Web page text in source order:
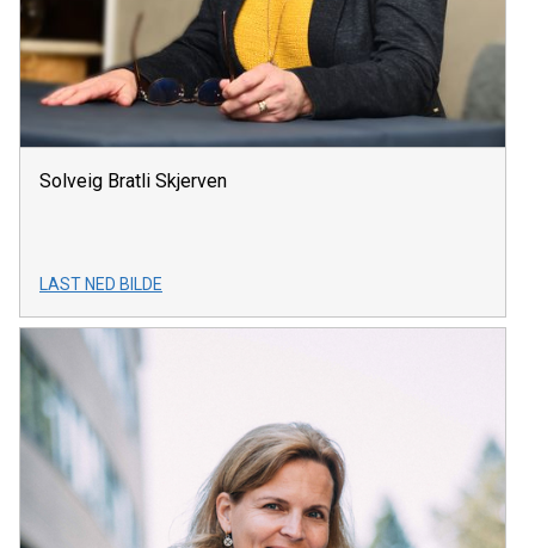
Solveig Bratli Skjerven
LAST NED BILDE